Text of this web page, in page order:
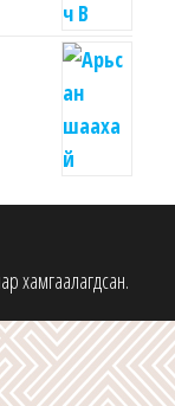
хамгаалагдсан.